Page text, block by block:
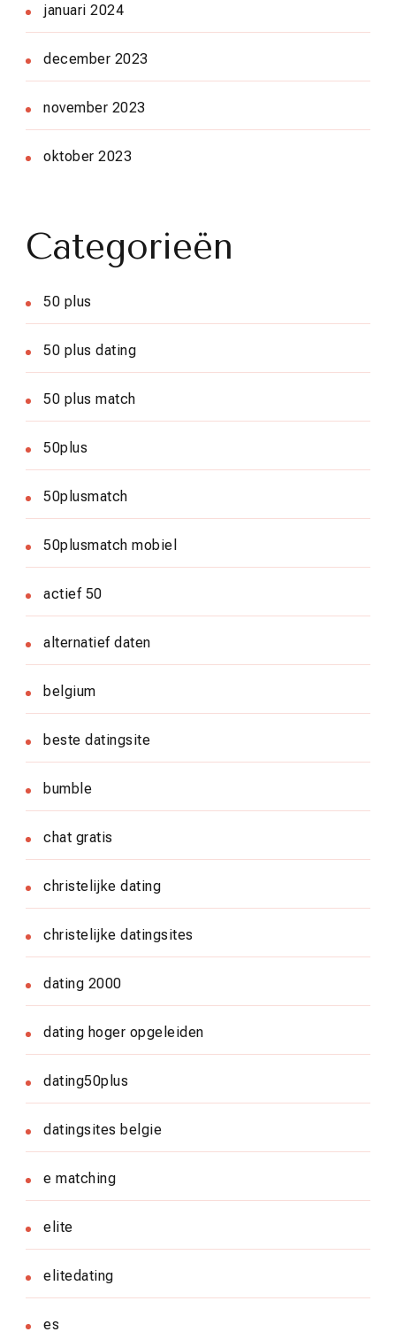
januari 2024
december 2023
november 2023
oktober 2023
Categorieën
50 plus
50 plus dating
50 plus match
50plus
50plusmatch
50plusmatch mobiel
actief 50
alternatief daten
belgium
beste datingsite
bumble
chat gratis
christelijke dating
christelijke datingsites
dating 2000
dating hoger opgeleiden
dating50plus
datingsites belgie
e matching
elite
elitedating
es